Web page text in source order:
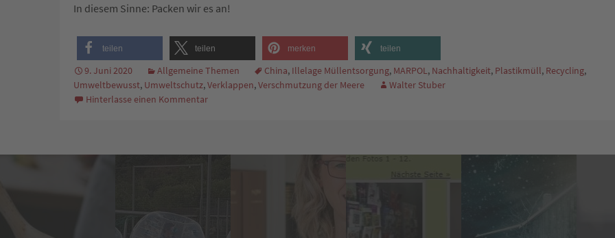
In diesem Sinne: Packen wir es an!
teilen teilen merken teilen
9. Juni 2020 Allgemeine Themen China, Illelage Müllentsorgung, MARPOL, Nachhaltigkeit, Plastikmüll, Recycling,
Umweltbewusst, Umweltschutz,Verklappen,Verschmutzung der Meere
Walter Stuber
Hinterlasse einen Kommentar